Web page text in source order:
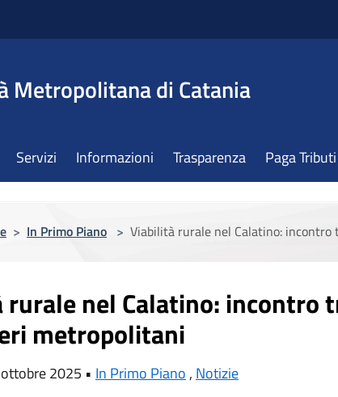
Metropolitana di Catania
Servizi Informazioni Trasparenza Paga Tributi
> In Primo Piano > Viabilità rurale nel Calatino:
nel Calatino: incontro
metropolitani
2025 • In Primo Piano , Notizie